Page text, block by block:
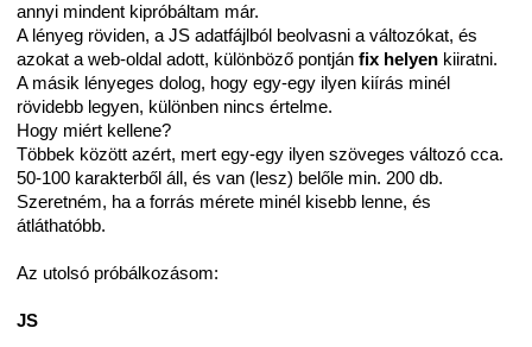
annyi mindent kipróbáltam már.
A lényeg röviden, a JS adatfájlból beolvasni a változókat, és
azokat a web-oldal adott, különböző pontján fix helyen kiiratni.
A másik lényeges dolog, hogy egy-egy ilyen kiírás minél
rövidebb legyen, különben nincs értelme.
Hogy miért kellene?
Többek között azért, mert egy-egy ilyen szöveges változó cca.
50-100 karakterből áll, és van (lesz) belőle min. 200 db.
Szeretném, ha a forrás mérete minél kisebb lenne, és
átláthatóbb.
Az utolsó próbálkozásom:
JS